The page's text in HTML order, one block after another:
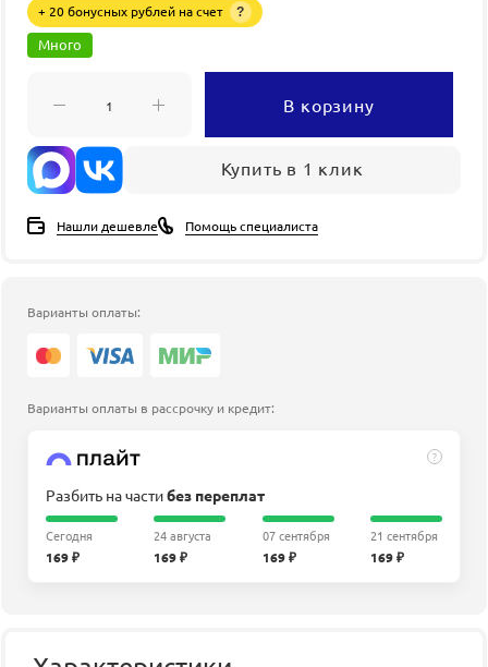
+ 20 бонусных рублей на счет ?
Много
В корзину
Купить в 1 клик
Нашли дешевле Помощь специалиста
Варианты оплаты:
Варианты оплаты в рассрочку и кредит:
?
Разбить на частибез переплат
Сегодня
169 ₽
24 августа
169 ₽
07 сентября
169 ₽
21 сентября
169 ₽